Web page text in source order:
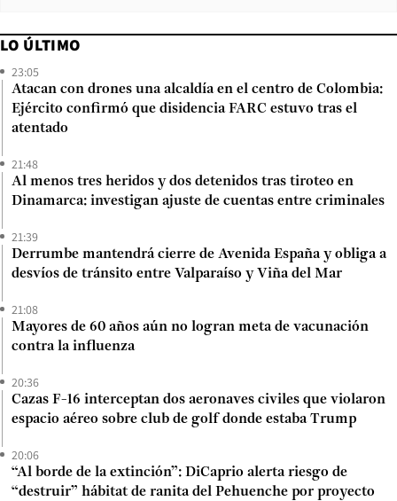
LO ÚLTIMO
23:05
Atacan con drones una alcaldía en el centro de Colombia:
Ejército confirmó que disidencia FARC estuvo tras el
atentado
21:48
Al menos tres heridos y dos detenidos tras tiroteo en
Dinamarca: investigan ajuste de cuentas entre criminales
21:39
Derrumbe mantendrá cierre de Avenida España y obliga a
desvíos de tránsito entre Valparaíso y Viña del Mar
21:08
Mayores de 60 años aún no logran meta de vacunación
contra la influenza
20:36
Cazas F-16 interceptan dos aeronaves civiles que violaron
espacio aéreo sobre club de golf donde estaba Trump
20:06
“Al borde de la extinción”: DiCaprio alerta riesgo de
“destruir” hábitat de ranita del Pehuenche por proyecto